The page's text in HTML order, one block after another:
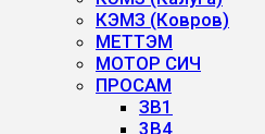
КЭМЗ (Ковров)
МЕТТЭМ
МОТОР СИЧ
ПРОСАМ
ЗВ1
3B4